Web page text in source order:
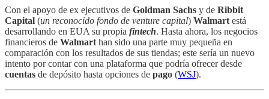
Con el apoyo de ex ejecutivos de Goldman Sachs y de Ribbit
Capital (un reconocido fondo de venture capital) Walmart está
desarrollando en EUA su propia fintech. Hasta ahora, los negocios
financieros de Walmart han sido una parte muy pequeña en
comparación con los resultados de sus tiendas; este sería un nuevo
intento por contar con una plataforma que podría ofrecer desde
cuentas de depósito hasta opciones de pago (WSJ).